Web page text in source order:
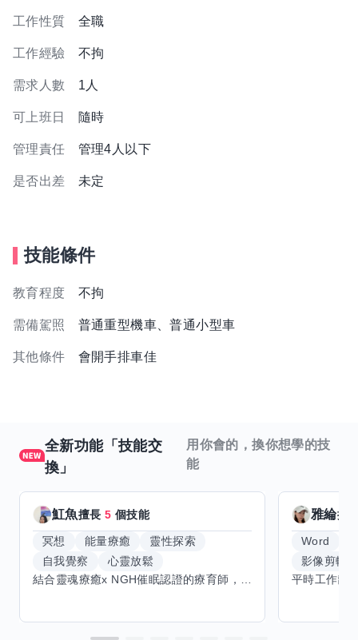
工作性質 全職
工作經驗 不拘
需求人數 1人
可上班日 隨時
管理責任 管理4人以下
是否出差 未定
技能條件
教育程度 不拘
需備駕照 普通重型機車、普通小型車
其他條件 會開手排車佳
全新功能「技能交
換」
用你會的，換你想學的技
能
魟魚擅長5 個技能
冥想 能量療癒
靈性探索
自我覺察
心靈放鬆
雅綸擅
Word
影像剪輯